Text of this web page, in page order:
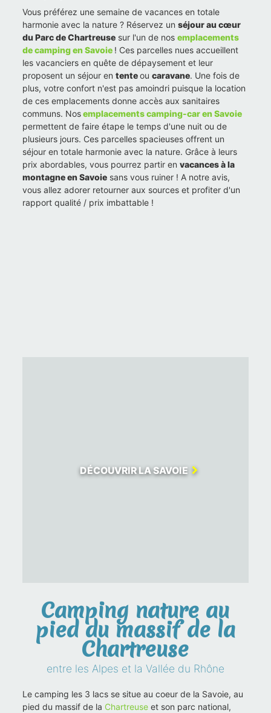
Vous préférez une semaine de vacances en totale
harmonie avec la nature ? Réservez unséjour au cœur
du Parc de Chartreuse sur l'un de nosemplacements
de camping en Savoie ! Ces parcelles nues accueillent
les vacanciers en quête de dépaysement et leur
proposent un séjour ententeoucaravane. Une fois de
plus, votre confort n'est pas amoindri puisque la location
de ces emplacements donne accès aux sanitaires
communs. Nosemplacements camping-car en Savoie
permettent de faire étape le temps d'une nuit ou de
plusieurs jours. Ces parcelles spacieuses offrent un
séjour en totale harmonie avec la nature. Grâce à leurs
prix abordables, vous pourrez partir envacances à la
montagne en Savoie sans vous ruiner ! A notre avis,
vous allez adorer retourner aux sources et profiter d'un
rapport qualité / prix imbattable !
DÉCOUVRIR LA SAVOIE
Camping nature au
pied du massif de la
Chartreuse
entre les Alpes et la Vallée du Rhône
Le camping les 3 lacs se situe au coeur de la Savoie, au
pied du massif de la Chartreuse et son parc national,